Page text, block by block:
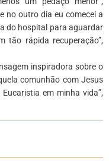
no outro dia eu comecei a
do hospital para aguardar
tão rápida recuperação”,
inspiradora sobre o
comunhão com Jesus
em minha vida”,